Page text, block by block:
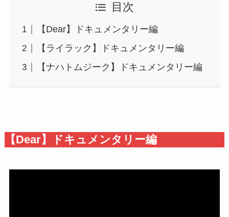
目次
【Dear】ドキュメンタリー編
【ライラック】ドキュメンタリー編
【ナハトムジーク】ドキュメンタリー編
【Dear】ドキュメンタリー編